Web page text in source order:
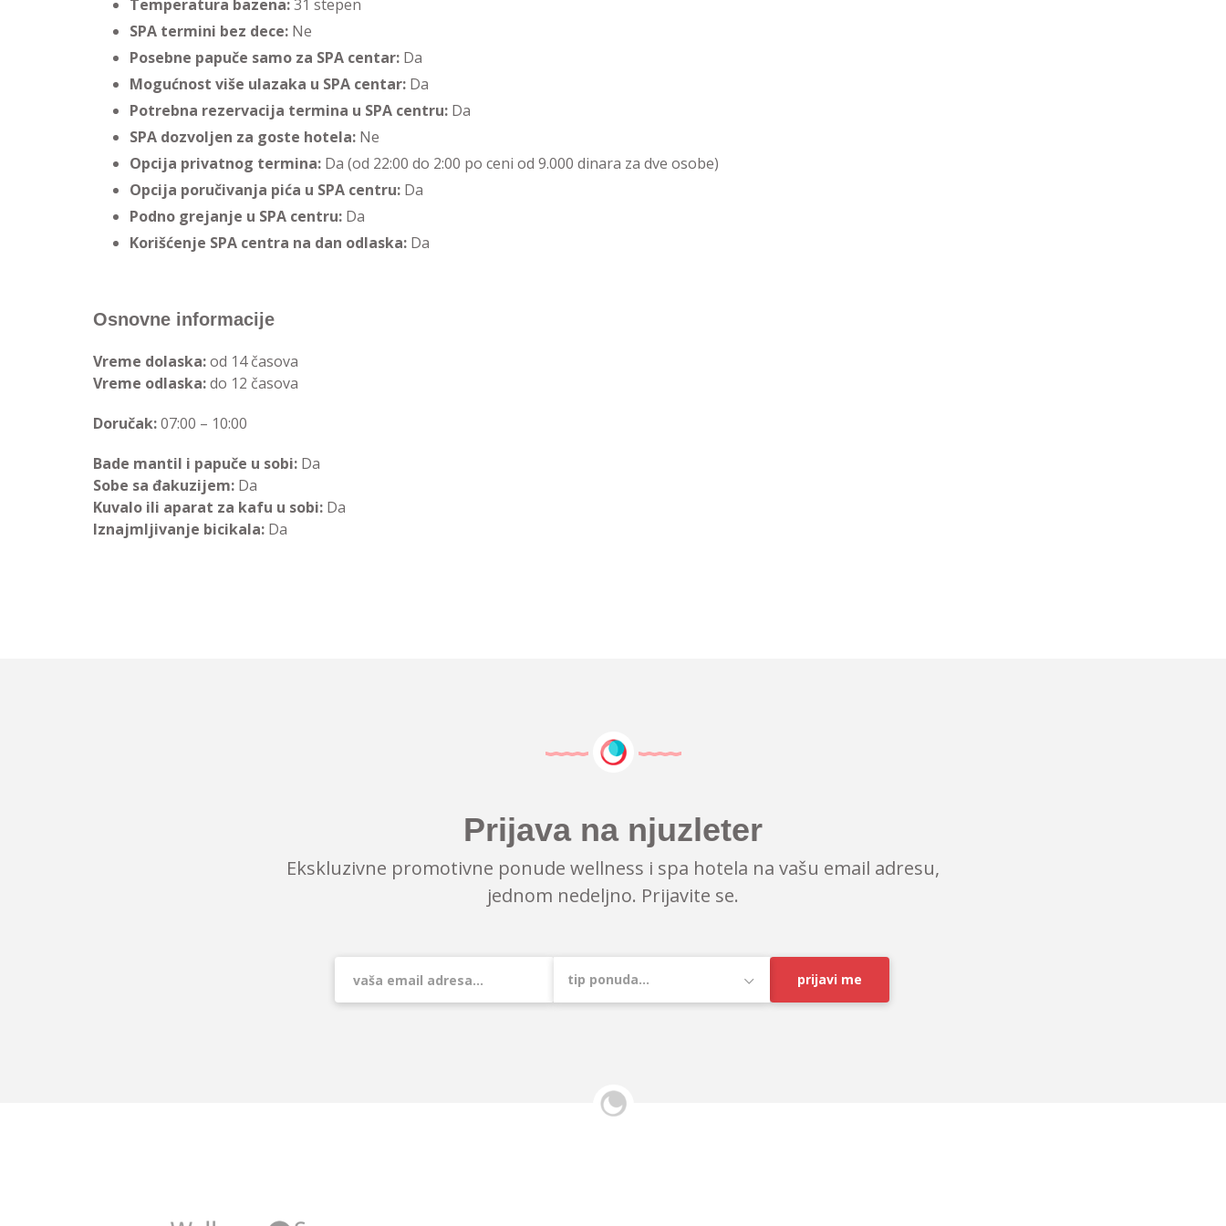
Temperatura bazena:31 stepen
SPA termini bez dece: Ne
Posebne papuče samo za SPA centar: Da
Mogućnost više ulazaka u SPA centar: Da
Potrebna rezervacija termina u SPA centru: Da
SPA dozvoljen za goste hotela: Ne
Opcija privatnog termina: Da (od 22:00 do 2:00 po ceni od 9.000 dinara za dve osobe)
Opcija poručivanja pića u SPA centru: Da
Podno grejanje u SPA centru: Da
Korišćenje SPA centra na dan odlaska: Da
Osnovne informacije
Vreme dolaska:od 14 časova
Vreme odlaska:do 12 časova
Doručak:07:00 – 10:00
Bade mantil i papuče u sobi: Da
Sobe sa đakuzijem: Da
Kuvalo ili aparat za kafu u sobi: Da
Iznajmljivanje bicikala: Da
Prijava na njuzleter
Ekskluzivne promotivne ponude wellness i spa hotela na vašu email adresu,
jednom nedeljno. Prijavite se.
prijavi me